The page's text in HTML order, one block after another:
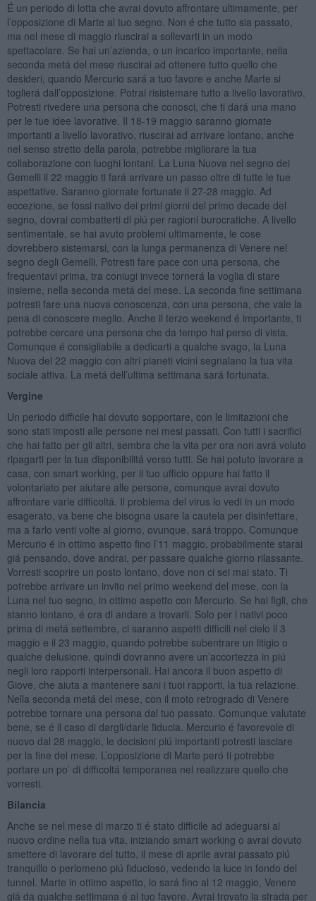
É un periodo di lotta che avrai dovuto affrontare ultimamente, per
l’opposizione di Marte al tuo segno. Non é che tutto sia passato,
ma nel mese di maggio riuscirai a sollevarti in un modo
spettacolare. Se hai un’azienda, o un incarico importante, nella
seconda metá del mese riuscirai ad ottenere tutto quello che
desideri, quando Mercurio sará a tuo favore e anche Marte si
toglierá dall’opposizione. Potrai risistemare tutto a livello lavorativo.
Potresti rivedere una persona che conosci, che ti dará una mano
per le tue idee lavorative. Il 18-19 maggio saranno giornate
importanti a livello lavorativo, riuscirai ad arrivare lontano, anche
nel senso stretto della parola, potrebbe migliorare la tua
collaborazione con luoghi lontani. La Luna Nuova nel segno dei
Gemelli il 22 maggio ti fará arrivare un passo oltre di tutte le tue
aspettative. Saranno giornate fortunate il 27-28 maggio. Ad
eccezione, se fossi nativo dei primi giorni del primo decade del
segno, dovrai combatterti di piú per ragioni burocratiche. A livello
sentimentale, se hai avuto problemi ultimamente, le cose
dovrebbero sistemarsi, con la lunga permanenza di Venere nel
segno degli Gemelli. Potresti fare pace con una persona, che
frequentavi prima, tra coniugi invece tornerá la voglia di stare
insieme, nella seconda metá del mese. La seconda fine settimana
potresti fare una nuova conoscenza, con una persona, che vale la
pena di conoscere meglio. Anche il terzo weekend é importante, ti
potrebbe cercare una persona che da tempo hai perso di vista.
Comunque é consigliabile a dedicarti a qualche svago, la Luna
Nuova del 22 maggio con altri pianeti vicini segnalano la tua vita
sociale attiva. La metá dell’ultima settimana sará fortunata.
Vergine
Un periodo difficile hai dovuto sopportare, con le limitazioni che
sono stati imposti alle persone nei mesi passati. Con tutti i sacrifici
che hai fatto per gli altri, sembra che la vita per ora non avrá voluto
ripagarti per la tua disponibilitá verso tutti. Se hai potuto lavorare a
casa, con smart working, per il tuo ufficio oppure hai fatto il
volontariato per aiutare alle persone, comunque avrai dovuto
affrontare varie difficoltá. Il problema del virus lo vedi in un modo
esagerato, va bene che bisogna usare la cautela per disinfettare,
ma a farlo venti volte al giorno, ovunque, sará troppo. Comunque
Mercurio é in ottimo aspetto fino l’11 maggio, probabilmente starai
giá pensando, dove andrai, per passare qualche giorno rilassante.
Vorresti scoprire un posto lontano, dove non ci sei mai stato. Ti
potrebbe arrivare un invito nel primo weekend del mese, con la
Luna nel tuo segno, in ottimo aspetto con Mercurio. Se hai figli, che
stanno lontano, é ora di andare a trovarli. Solo per i nativi poco
prima di metá settembre, ci saranno aspetti difficili nel cielo il 3
maggio e il 23 maggio, quando potrebbe subentrare un litigio o
qualche delusione, quindi dovranno avere un’accortezza in piú
negli loro rapporti interpersonali. Hai ancora il buon aspetto di
Giove, che aiuta a mantenere sani i tuoi rapporti, la tua relazione.
Nella seconda metá del mese, con il moto retrogrado di Venere
potrebbe tornare una persona dal tuo passato. Comunque valutate
bene, se é il caso di dargli/darle fiducia. Mercurio é favorevole di
nuovo dal 28 maggio, le decisioni piú importanti potresti lasciare
per la fine del mese. L’opposizione di Marte peró ti potrebbe
portare un po’ di difficoltá temporanea nel realizzare quello che
vorresti.
Bilancia
Anche se nel mese di marzo ti é stato difficile ad adeguarsi al
nuovo ordine nella tua vita, iniziando smart working o avrai dovuto
smettere di lavorare del tutto, il mese di aprile avrai passato piú
tranquillo o perlomeno piú fiducioso, vedendo la luce in fondo del
tunnel. Marte in ottimo aspetto, lo sará fino al 12 maggio, Venere
giá da qualche settimana é al tuo favore. Avrai trovato la strada per